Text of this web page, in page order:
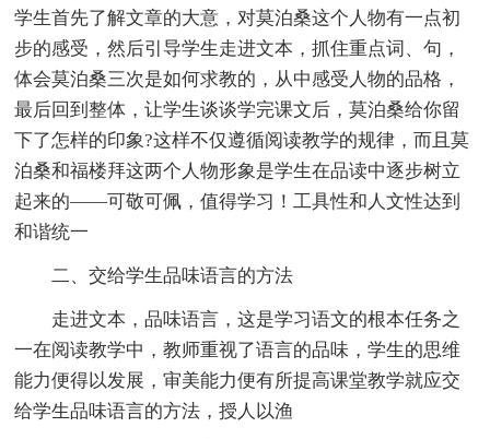
学生首先了解文章的大意，对莫泊桑这个人物有一点初
步的感受，然后引导学生走进文本，抓住重点词、句，
体会莫泊桑三次是如何求教的，从中感受人物的品格，
最后回到整体，让学生谈谈学完课文后，莫泊桑给你留
下了怎样的印象?这样不仅遵循阅读教学的规律，而且莫
泊桑和福楼拜这两个人物形象是学生在品读中逐步树立
起来的——可敬可佩，值得学习！工具性和人文性达到
和谐统一
二、交给学生品味语言的方法
走进文本，品味语言，这是学习语文的根本任务之
一在阅读教学中，教师重视了语言的品味，学生的思维
能力便得以发展，审美能力便有所提高课堂教学就应交
给学生品味语言的方法，授人以渔